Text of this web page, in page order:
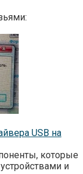
USB на
которые
и